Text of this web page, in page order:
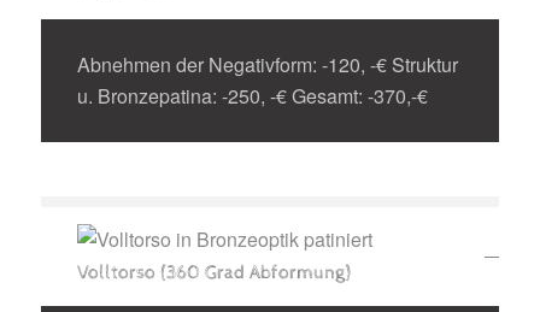
Abnehmen der Negativform: -120, -€ Struktur
u. Bronzepatina: -250, -€ Gesamt: -370,-€
Volltorso (360 Grad Abformung)